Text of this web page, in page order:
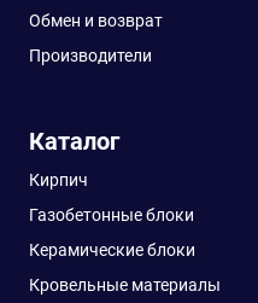
Обмен и возврат
Производители
Каталог
Кирпич
Газобетонные блоки
Керамические блоки
Кровельные материалы